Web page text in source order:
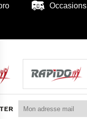
Occasions